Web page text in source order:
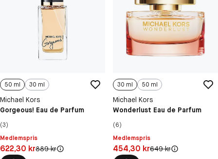
50 ml 30 ml
Michael Kors
Gorgeous! Eau de Parfum
(3)
Medlemspris
Pris: 622,30 kr
622,30 krOriginal pris:
889 kr
30 ml 50 ml
Michael Kors
Wonderlust Eau de Parfum
(6)
Medlemspris
Pris: 454,30 kr
454,30 krOriginal pris:
649 kr